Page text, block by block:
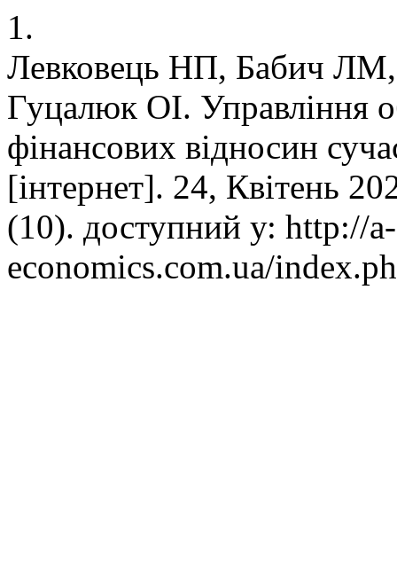
1.
Левковець НП, Бабич
Гуцалюк ОІ. Управління
фінансових відносин
[інтернет]. 24, Квітень
(10). доступний у: http://a-
economics.com.ua/